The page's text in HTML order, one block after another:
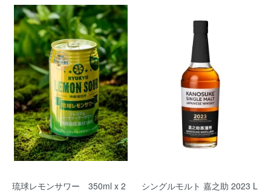
琉球レモンサワー 350ml x 2
シングルモルト 嘉之助 2023 L